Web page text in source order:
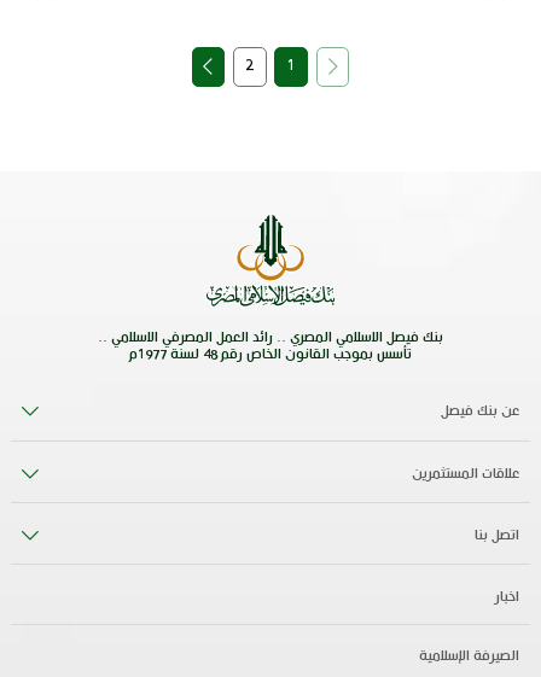
1
2
بنك فيصل الاسلامي المصري .. رائد العمل المصرفي الاسلامي ..
تأسس بموجب القانون الخاص رقم 48 لسنة 1977م
عن بنك فيصل
علاقات المستثمرين
اتصل بنا
اخبار
الصيرفة الإسلامية